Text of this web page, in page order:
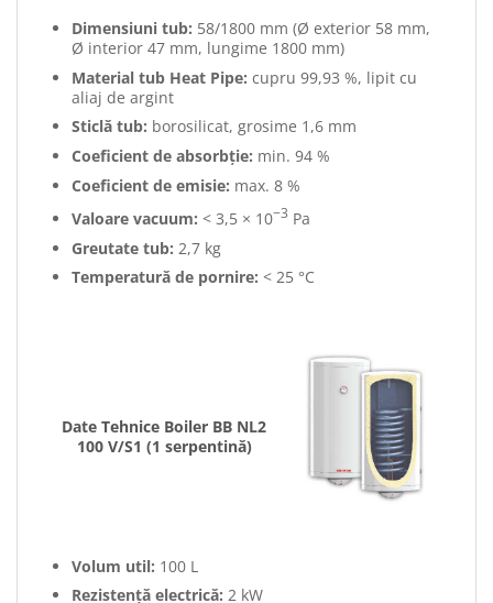
Dimensiuni tub: 58/1800 mm (Ø exterior 58 mm,
Ø interior 47 mm, lungime 1800 mm)
Material tub Heat Pipe: cupru 99,93 %, lipit cu
aliaj de argint
Sticlă tub: borosilicat, grosime 1,6 mm
Coeficient de absorbție: min. 94 %
Coeficient de emisie: max. 8 %
Valoare vacuum: < 3,5 × 10−3 Pa
Greutate tub: 2,7 kg
Temperatură de pornire: < 25 °C
Date Tehnice Boiler BB NL2
100 V/S1 (1 serpentină)
Volum util: 100 L
Rezistență electrică: 2 kW